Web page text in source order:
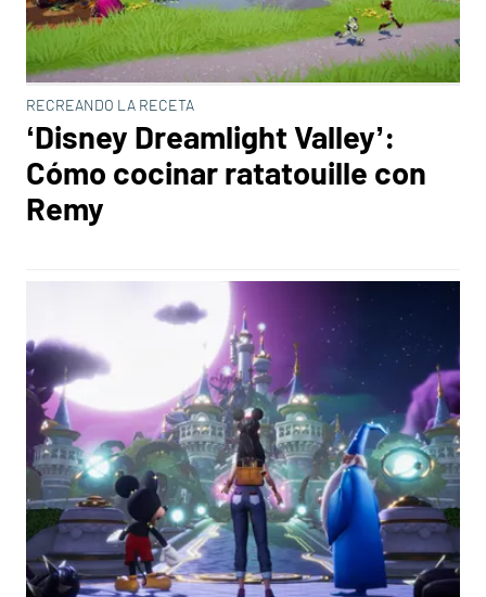
RECREANDO LA RECETA
‘Disney Dreamlight Valley’:
Cómo cocinar ratatouille con
Remy